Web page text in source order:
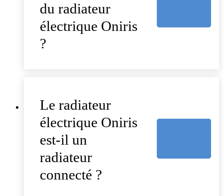
du radiateur
électrique Oniris
?
Le radiateur
électrique Oniris
est-il un
radiateur
connecté ?